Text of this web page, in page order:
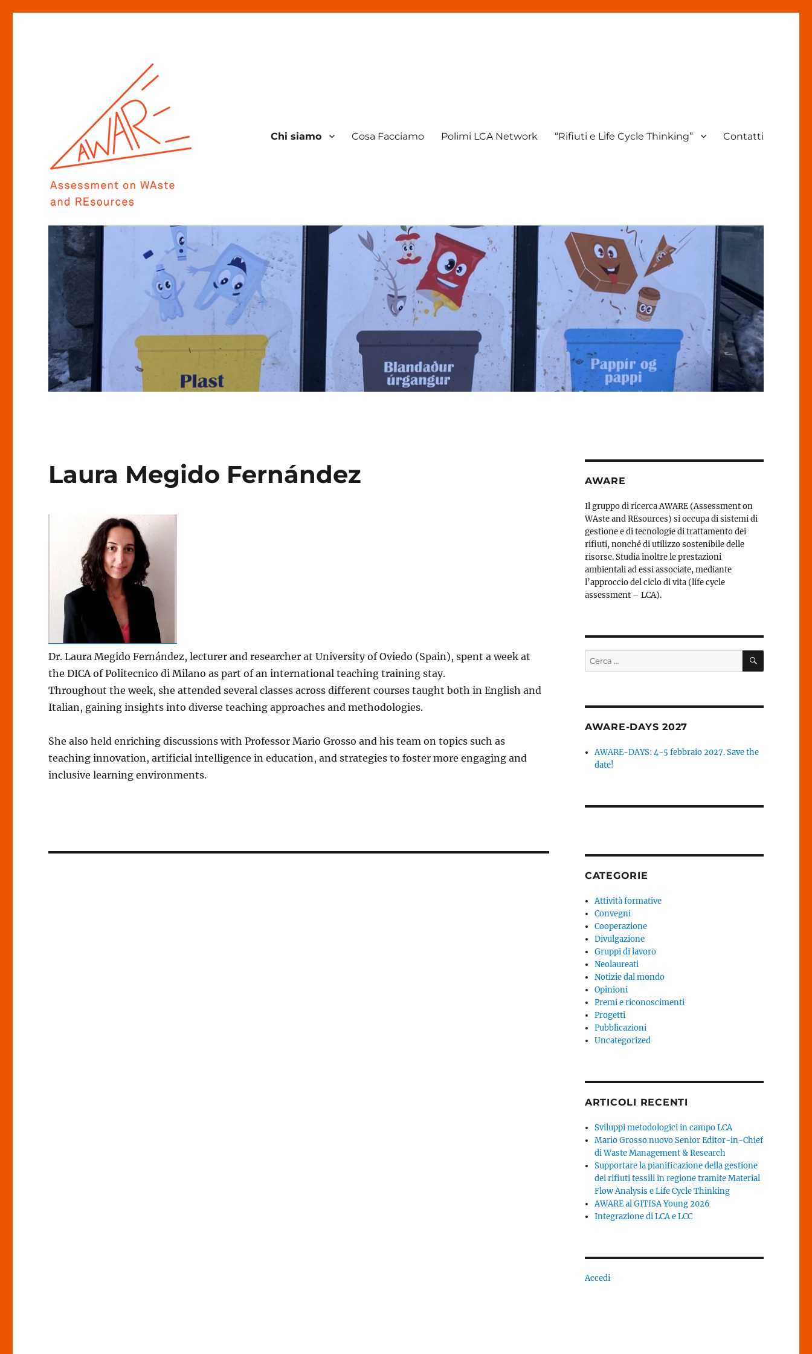
AWARE
Chi siamo Cosa Facciamo Polimi LCA Network “Rifiuti e Life Cycle Thinking” Contatti
Laura Megido Fernández
Dr. Laura Megido Fernández, lecturer and researcher at University of Oviedo (Spain), spent a week at
the DICA of Politecnico di Milano as part of an international teaching training stay.
Throughout the week, she attended several classes across different courses taught both in English and
Italian, gaining insights into diverse teaching approaches and methodologies.
She also held enriching discussions with Professor Mario Grosso and his team on topics such as
teaching innovation, artificial intelligence in education, and strategies to foster more engaging and
inclusive learning environments.
AWARE
Il gruppo di ricerca AWARE (Assessment on
WAste and REsources) si occupa di sistemi di
gestione e di tecnologie di trattamento dei
rifiuti, nonché di utilizzo sostenibile delle
risorse. Studia inoltre le prestazioni
ambientali ad essi associate, mediante
l’approccio del ciclo di vita (life cycle
assessment – LCA).
Cerca: CERCA
AWARE-DAYS 2027
AWARE-DAYS: 4-5 febbraio 2027. Save the
date!
CATEGORIE
Attività formative
Convegni
Cooperazione
Divulgazione
Gruppi di lavoro
Neolaureati
Notizie dal mondo
Opinioni
Premi e riconoscimenti
Progetti
Pubblicazioni
Uncategorized
ARTICOLI RECENTI
Sviluppi metodologici in campo LCA
Mario Grosso nuovo Senior Editor-in-Chief
di Waste Management & Research
Supportare la pianificazione della gestione
dei rifiuti tessili in regione tramite Material
Flow Analysis e Life Cycle Thinking
AWARE al GITISA Young 2026
Integrazione di LCA e LCC
Accedi